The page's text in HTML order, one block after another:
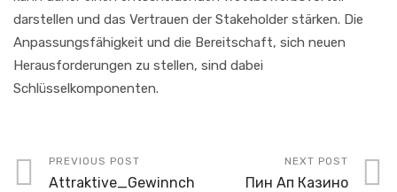
darstellen und das Vertrauen der Stakeholder stärken. Die
Anpassungsfähigkeit und die Bereitschaft, sich neuen
Herausforderungen zu stellen, sind dabei
Schlüsselkomponenten.
PREVIOUS POST
Attraktive_Gewinnch
NEXT POST
Пин Ап Казино